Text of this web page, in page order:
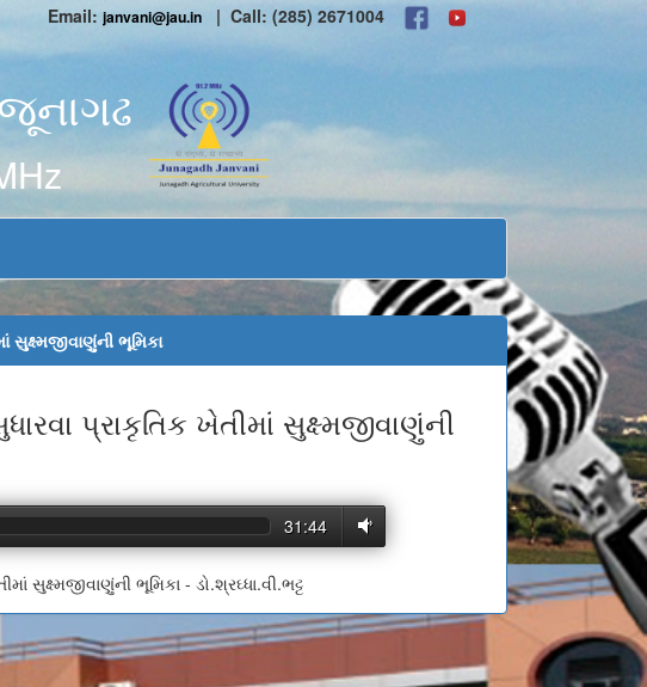
Email: janvani@jau.in | Call: (285) 2671004
સુક્ષ્મજીવાણુંની ભૂમિકા
પ્રાકૃતિક ખેતીમાં સુક્ષ્મજીવાણુંની
31:44
સુક્ષ્મજીવાણુંની ભૂમિકા - ડો.શ્રઘ્ધા.વી.ભટ્ટ